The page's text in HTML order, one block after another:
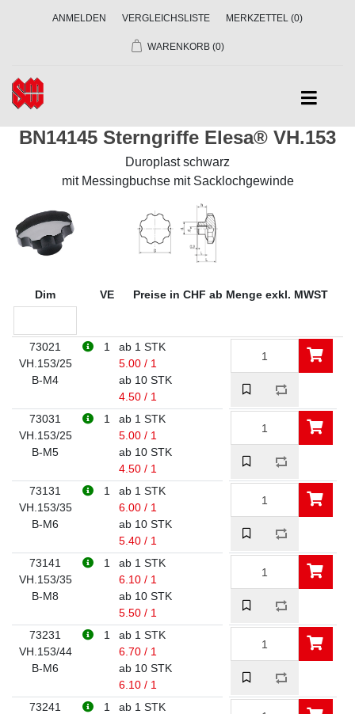
ANMELDEN VERGLEICHSLISTE MERKZETTEL (0)
WARENKORB (0)
BN14145 Sterngriffe Elesa® VH.153
Duroplast schwarz
mit Messingbuchse mit Sacklochgewinde
Dim VE Preise in CHF ab Menge exkl. MWST
73021
VH.153/25
B-M4
1
ab 1 STK
5.00 / 1
ab 10 STK
4.50 / 1
73031
VH.153/25
B-M5
1
ab 1 STK
5.00 / 1
ab 10 STK
4.50 / 1
73131
VH.153/35
B-M6
1
ab 1 STK
6.00 / 1
ab 10 STK
5.40 / 1
73141
VH.153/35
B-M8
1
ab 1 STK
6.10 / 1
ab 10 STK
5.50 / 1
73231
VH.153/44
B-M6
1
ab 1 STK
6.70 / 1
ab 10 STK
6.10 / 1
73241
1
ab 1 STK